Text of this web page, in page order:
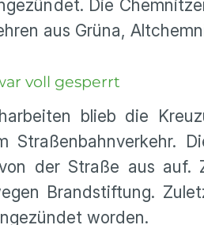
Die
aus Grüna,
voll gesperrt
blieb die
Straßenbahnverkehr.
der Straße aus auf.
Brandstiftung.
worden.